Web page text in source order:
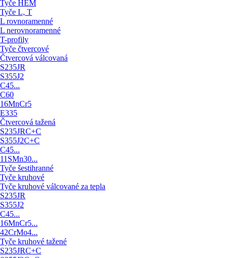
Tyče HEM
Tyče L, T
L rovnoramenné
L nerovnoramenné
T-profily
Tyče čtvercové
Čtvercová válcovaná
S235JR
S355J2
C45...
C60
16MnCr5
E335
Čtvercová tažená
S235JRC+C
S355J2C+C
C45...
11SMn30...
Tyče šestihranné
Tyče kruhové
Tyče kruhové válcované za tepla
S235JR
S355J2
C45...
16MnCr5...
42CrMo4...
Tyče kruhové tažené
S235JRC+C